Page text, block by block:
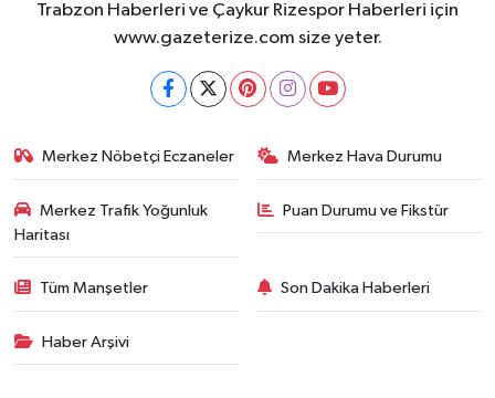
Trabzon Haberleri ve Çaykur Rizespor Haberleri için
www.gazeterize.com size yeter.
Merkez Nöbetçi Eczaneler Merkez Hava Durumu
Merkez Trafik Yoğunluk
Haritası
Puan Durumu ve Fikstür
Tüm Manşetler Son Dakika Haberleri
Haber Arşivi